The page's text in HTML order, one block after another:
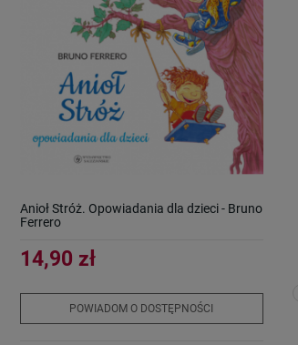
Anioł Stróż. Opowiadania dla dzieci - Bruno
Ferrero
14,90 zł
POWIADOM O DOSTĘPNOŚCI